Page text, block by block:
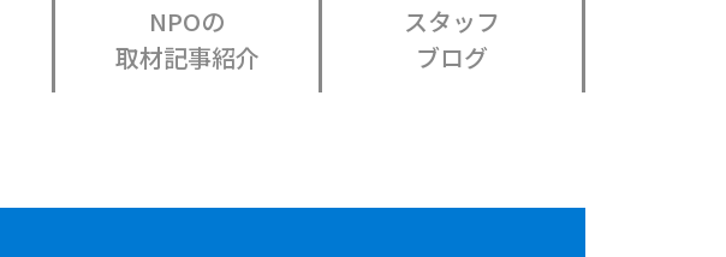
NPOの
取材記事紹介
スタッフ
ブログ